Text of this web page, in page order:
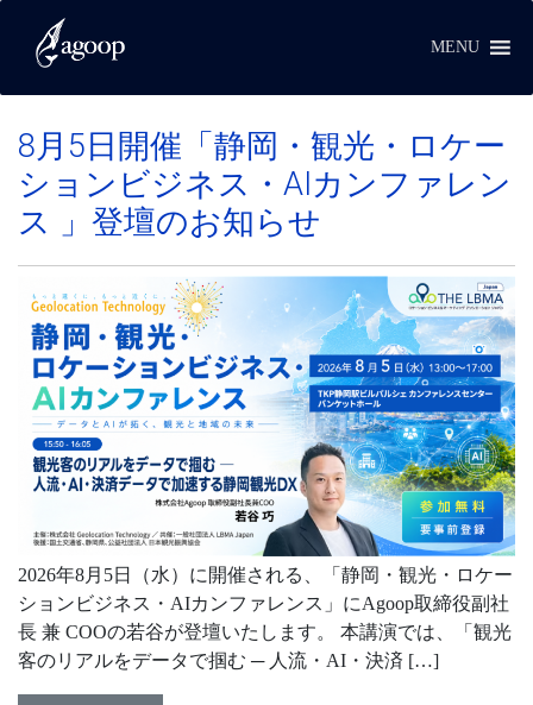
MENU
イベント
8月5日開催「静岡・観光・ロケー
ションビジネス・AIカンファレン
ス 」登壇のお知らせ
2026年8月5日（水）に開催される、「静岡・観光・ロケー
ションビジネス・AIカンファレンス」にAgoop取締役副社
長 兼 COOの若谷が登壇いたします。 本講演では、「観光
客のリアルをデータで掴む ─ 人流・AI・決済 […]